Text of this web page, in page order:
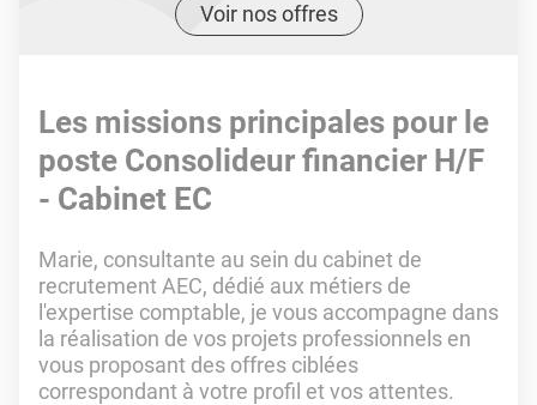
Voir nos offres
Les missions principales pour le
poste Consolideur financier H/F
- Cabinet EC
Marie, consultante au sein du cabinet de
recrutement AEC, dédié aux métiers de
l'expertise comptable, je vous accompagne dans
la réalisation de vos projets professionnels en
vous proposant des offres ciblées
correspondant à votre profil et vos attentes.